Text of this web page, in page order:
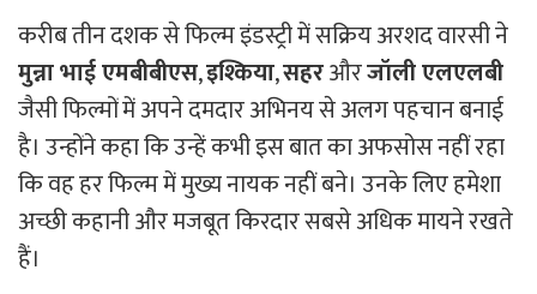
करीब तीन दशक से फिल्म इंडस्ट्री में सक्रिय अरशद वारसी ने
मुन्ना भाई एमबीबीएस,इश्किया,सहरऔरजॉली एलएलबी
जैसी फिल्मों में अपने दमदार अभिनय से अलग पहचान बनाई
है। उन्होंने कहा कि उन्हें कभी इस बात का अफसोस नहीं रहा
कि वह हर फिल्म में मुख्य नायक नहीं बने। उनके लिए हमेशा
अच्छी कहानी और मजबूत किरदार सबसे अधिक मायने रखते
हैं।